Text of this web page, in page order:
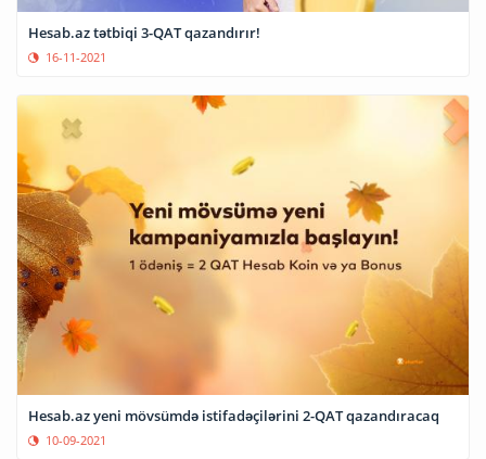
Hesab.az tətbiqi 3-QAT qazandırır!
16-11-2021
Hesab.az yeni mövsümdə istifadəçilərini 2-QAT qazandıracaq
10-09-2021